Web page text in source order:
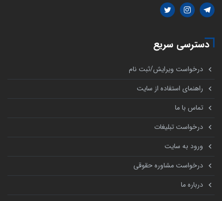
دسترسی سریع
درخواست ویرایش/ثبت نام
راهنمای استفاده از سایت
تماس با ما
درخواست تبلیغات
ورود به سایت
درخواست مشاوره حقوقی
درباره ما